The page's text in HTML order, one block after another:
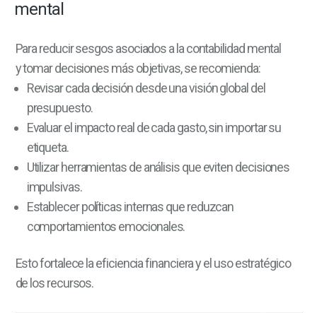
mental
Para reducir sesgos asociados a la contabilidad mental
y tomar decisiones más objetivas, se recomienda:
Revisar cada decisión desde una visión global del
presupuesto.
Evaluar el impacto real de cada gasto, sin importar su
etiqueta.
Utilizar herramientas de análisis que eviten decisiones
impulsivas.
Establecer políticas internas que reduzcan
comportamientos emocionales.
Esto fortalece la eficiencia financiera y el uso estratégico
de los recursos.